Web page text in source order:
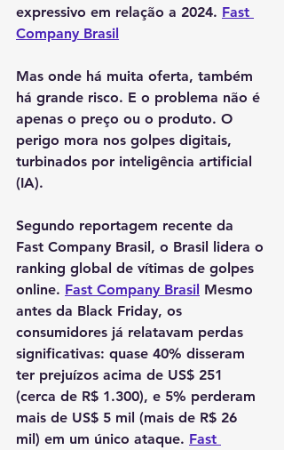
expressivo em relação a 2024. Fast
Company Brasil
Mas onde há muita oferta, também
há grande risco. E o problema não é
apenas o preço ou o produto. O
perigo mora nos golpes digitais,
turbinados por inteligência artificial
(IA).
Segundo reportagem recente da
Fast Company Brasil, o Brasil lidera o
ranking global de vítimas de golpes
online. Fast Company Brasil Mesmo
antes da Black Friday, os
consumidores já relatavam perdas
significativas: quase 40% disseram
ter prejuízos acima de US$ 251
(cerca de R$ 1.300), e 5% perderam
mais de US$ 5 mil (mais de R$ 26
mil) em um único ataque. Fast